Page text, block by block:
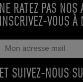
NE RATEZ PAS NOS
INSCRIVEZ-VOUS
ET SUIVEZ-NOUS